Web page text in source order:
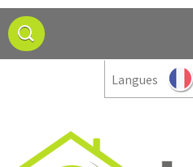
Langues